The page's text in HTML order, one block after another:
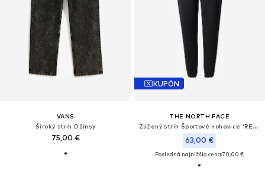
VANS
Široký strih Džínsy
75,00 €
KUPÓN
THE NORTH FACE
Zúžený strih Športové nohavice 'REAXION 2.0'
63,00 €
Posledná najnižšia cena:70,00 €